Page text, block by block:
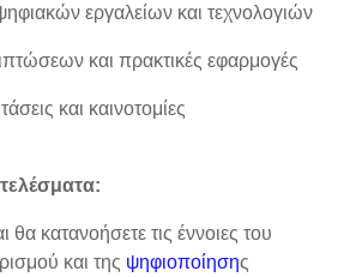
εργαλείων και τεχνολογιών
και πρακτικές εφαρμογές
και καινοτομίες
θα κατανοήσετε τις έννοιες του
και της ψηφιοποίησης